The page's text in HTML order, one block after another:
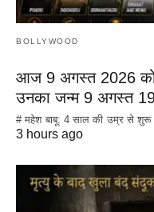
BOLLYWOOD
आज 9 अगस्त 2026
उनका जन्म 9 अगस्त
# महेश बाबू: 4 साल की उम्र से
3 hours ago